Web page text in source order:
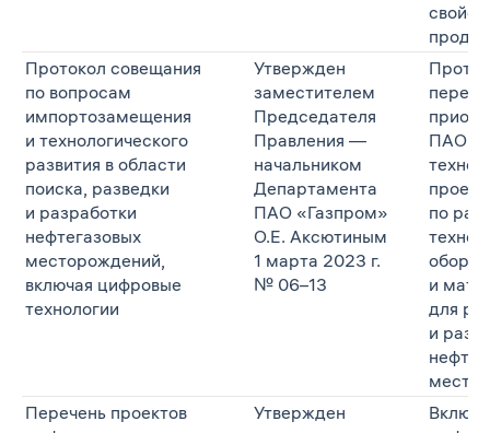
Протокол совещания
по вопросам
импортозамещения
и технологического
развития в области
поиска, разведки
и разработки
нефтегазовых
месторождений,
включая цифровые
технологии
Утвержден
заместителем
Председателя
Правления —
начальником
Департамента
ПАО «Газпром»
О.Е. Аксютиным
1 марта 2023 г.
№ 06–13
ПАО
по
и
для
и
Перечень проектов
Утвержден